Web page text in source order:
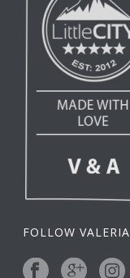
FOLLOW VALERIA